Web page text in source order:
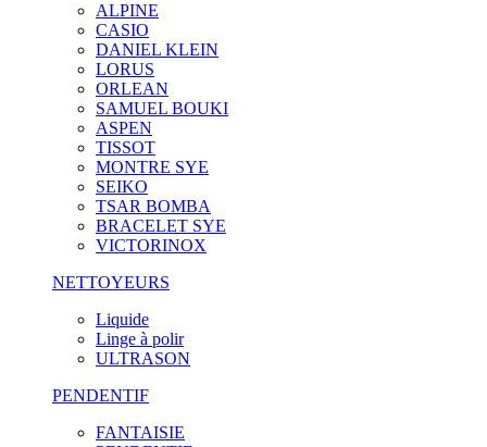
ALPINE
CASIO
DANIEL KLEIN
LORUS
ORLEAN
SAMUEL BOUKI
ASPEN
TISSOT
MONTRE SYE
SEIKO
TSAR BOMBA
BRACELET SYE
VICTORINOX
NETTOYEURS
Liquide
Linge à polir
ULTRASON
PENDENTIF
FANTAISIE